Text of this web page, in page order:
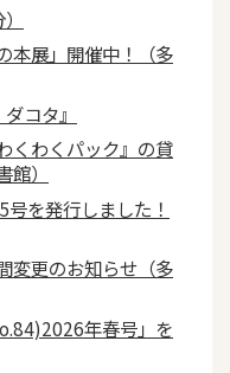
本展」開催中！（多
コタ』
くわくパック』の貸
）
を発行しました！
変更のお知らせ（多
年春号」を